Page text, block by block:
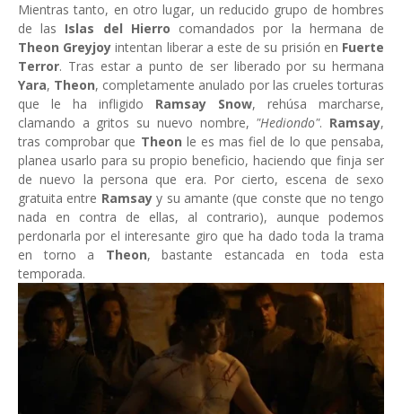
Mientras tanto, en otro lugar, un reducido grupo de hombres
de las Islas del Hierro comandados por la hermana de
Theon Greyjoy intentan liberar a este de su prisión en Fuerte
Terror. Tras estar a punto de ser liberado por su hermana
Yara, Theon, completamente anulado por las crueles torturas
que le ha infligido Ramsay Snow, rehúsa marcharse,
clamando a gritos su nuevo nombre, "Hediondo". Ramsay,
tras comprobar que Theon le es mas fiel de lo que pensaba,
planea usarlo para su propio beneficio, haciendo que finja ser
de nuevo la persona que era. Por cierto, escena de sexo
gratuita entre Ramsayy su amante (que conste que no tengo
nada en contra de ellas, al contrario), aunque podemos
perdonarla por el interesante giro que ha dado toda la trama
en torno a Theon, bastante estancada en toda esta
temporada.